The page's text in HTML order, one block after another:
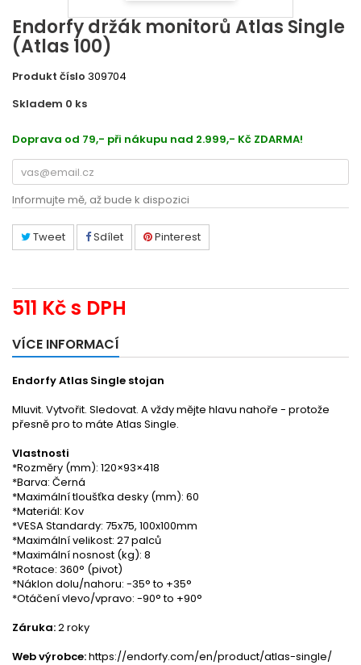
Endorfy držák monitorů Atlas Single
(Atlas 100)
Produkt číslo 309704
Skladem 0 ks
Doprava od 79,- při nákupu nad 2.999,- Kč ZDARMA!
Informujte mě, až bude k dispozici
Tweet Sdílet Pinterest
511 Kčs DPH
VÍCE INFORMACÍ
Endorfy Atlas Single stojan
Mluvit. Vytvořit. Sledovat. A vždy mějte hlavu nahoře - protože
přesně pro to máte Atlas Single.
Vlastnosti
*Rozměry (mm): 120×93×418
*Barva: Černá
*Maximální tloušťka desky (mm): 60
*Materiál: Kov
*VESA Standardy: 75x75, 100x100mm
*Maximální velikost: 27 palců
*Maximální nosnost (kg): 8
*Rotace: 360° (pivot)
*Náklon dolu/nahoru: -35° to +35°
*Otáčení vlevo/vpravo: -90° to +90°
Záruka:2 roky
Web výrobce:https://endorfy.com/en/product/atlas-single/